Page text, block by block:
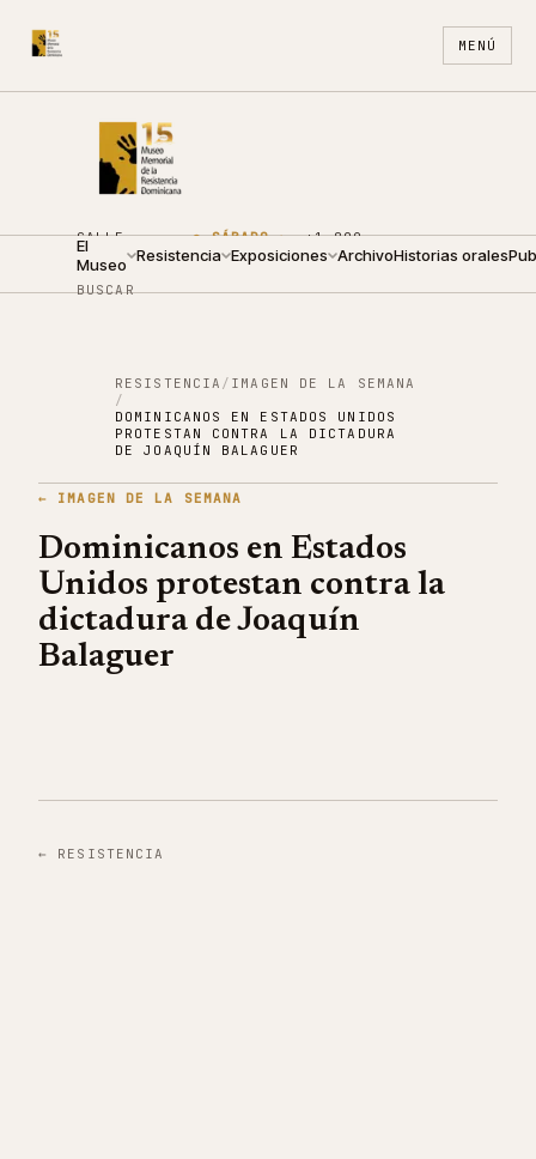
MENÚ
CALLE
ARZOBISPO
NOUEL 210
●SÁBADO ·
10:00 —
+1 809
688
ES EN
El
Museo Resistencia Exposiciones ArchivoHistorias orales
BUSCAR
RESISTENCIA / IMAGEN DE LA SEMANA
/
DOMINICANOS EN ESTADOS UNIDOS
PROTESTAN CONTRA LA DICTADURA
DE JOAQUÍN BALAGUER
← IMAGEN DE LA SEMANA
Dominicanos en Estados
Unidos protestan contra la
dictadura de Joaquín
Balaguer
← RESISTENCIA